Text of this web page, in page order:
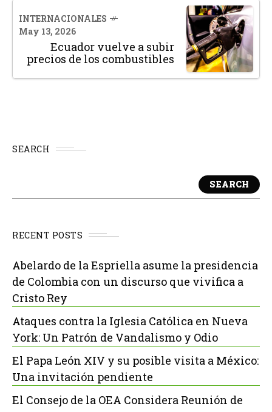
INTERNACIONALES
May 13, 2026
Ecuador vuelve a subir
precios de los combustibles
SEARCH
SEARCH
RECENT POSTS
Abelardo de la Espriella asume la presidencia
de Colombia con un discurso que vivifica a
Cristo Rey
Ataques contra la Iglesia Católica en Nueva
York: Un Patrón de Vandalismo y Odio
El Papa León XIV y su posible visita a México:
Una invitación pendiente
El Consejo de la OEA Considera Reunión de